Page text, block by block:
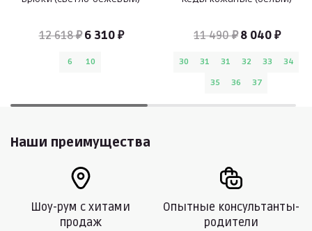
12 618 ₽ 6 310 ₽
6 10
11 490 ₽ 8 040 ₽
30 31 31 32 33
34
35
36 37
Наши преимущества
Шоу-рум с хитами
продаж
Опытные консультанты-
родители